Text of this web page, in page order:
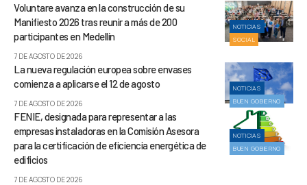
NOTICIAS
SOCIAL
Voluntare avanza en la construcción de su
Manifiesto 2026 tras reunir a más de 200
participantes en Medellín
7 DE AGOSTO DE 2026
NOTICIAS
BUEN GOBIERNO
La nueva regulación europea sobre envases
comienza a aplicarse el 12 de agosto
7 DE AGOSTO DE 2026
NOTICIAS
BUEN GOBIERNO
FENIE, designada para representar a las
empresas instaladoras en la Comisión Asesora
para la certificación de eficiencia energética de
edificios
7 DE AGOSTO DE 2026